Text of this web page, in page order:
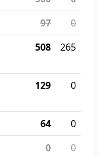
97
0
508 265
129 0
64
0
0
0